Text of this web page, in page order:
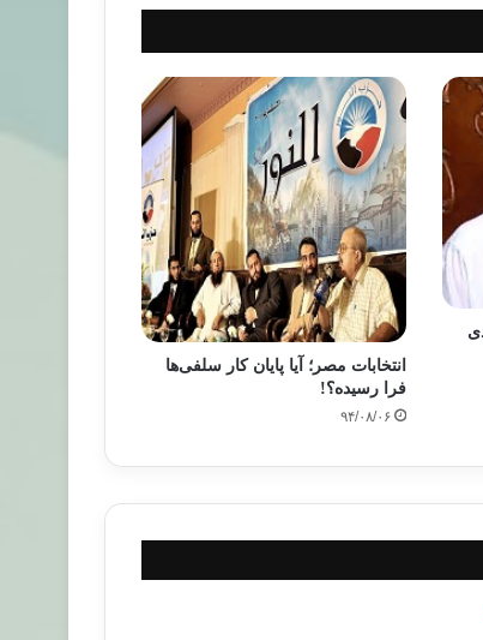
انتخابات مصر؛ آیا پایان کار سلفی‌ها
فرا رسیده؟!
۹۴/۰۸/۰۶